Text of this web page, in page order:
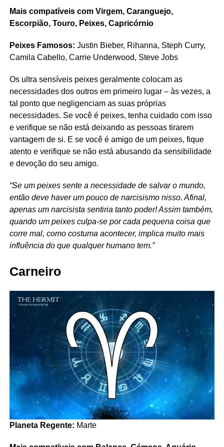
Mais compatíveis com Virgem, Caranguejo,
Escorpião, Touro, Peixes, Capricórnio
Peixes Famosos: Justin Bieber, Rihanna, Steph Curry,
Camila Cabello, Carrie Underwood, Steve Jobs
Os ultra sensíveis peixes geralmente colocam as
necessidades dos outros em primeiro lugar – às vezes, a
tal ponto que negligenciam as suas próprias
necessidades. Se você é peixes, tenha cuidado com isso
e verifique se não está deixando as pessoas tirarem
vantagem de si. E se você é amigo de um peixes, fique
atento e verifique se não está abusando da sensibilidade
e devoção do seu amigo.
“Se um peixes sente a necessidade de salvar o mundo,
então deve haver um pouco de narcisismo nisso. Afinal,
apenas um narcisista sentiria tanto poder! Assim também,
quando um peixes culpa-se por cada pequena coisa que
corre mal, como costuma acontecer, implica muito mais
influência do que qualquer humano tem.”
Carneiro
Planeta Regente: Marte